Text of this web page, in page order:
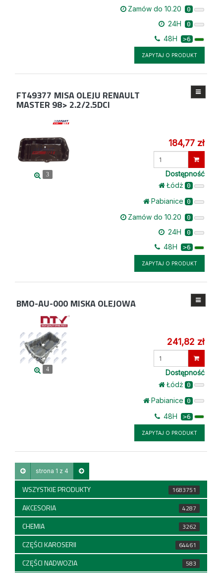
Zamów do 10.20 0
24H 0
48H >6
ZAPYTAJ O PRODUKT
FT49377 MISA OLEJU RENAULT
MASTER 98> 2.2/2.5DCI
3
184,77 zł
Dostępność
Łódż 0
Pabianice 0
Zamów do 10.20 0
24H 0
48H >6
ZAPYTAJ O PRODUKT
BMO-AU-000 MISKA OLEJOWA
4
241,82 zł
Wprowadź
ilość
Dostępność
Łódż 0
Pabianice 0
48H >6
ZAPYTAJ O PRODUKT
strona 1 z 4
WSZYSTKIE PRODUKTY 1683751
AKCESORIA 4287
CHEMIA 3262
CZĘŚCI KAROSERII 64461
CZĘŚCI NADWOZIA 583